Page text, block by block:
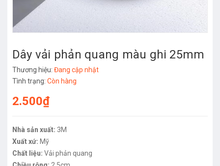
Dây vải phản quang màu ghi 25mm
Thương hiệu: Đang cập nhật
Tình trạng: Còn hàng
2.500₫
Nhà sản xuất: 3M
Xuất xứ: Mỹ
Chất liệu: Vải phản quang